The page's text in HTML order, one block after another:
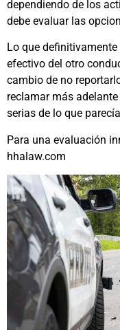
dependiendo de los
debe evaluar las
Lo que
efectivo del otro
cambio de no
reclamar más
serias de lo que
Para una evaluación
hhalaw.com